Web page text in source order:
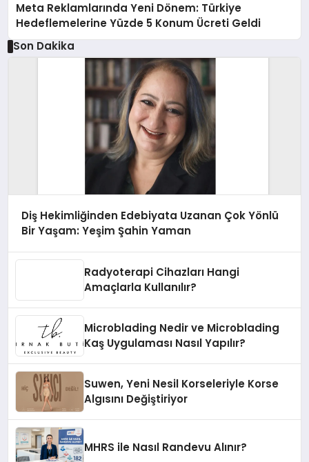
Meta Reklamlarında Yeni Dönem: Türkiye
Hedeflemelerine Yüzde 5 Konum Ücreti Geldi
Son Dakika
Diş Hekimliğinden Edebiyata Uzanan Çok Yönlü
Bir Yaşam: Yeşim Şahin Yaman
Radyoterapi Cihazları Hangi
Amaçlarla Kullanılır?
Microblading Nedir ve Microblading
Kaş Uygulaması Nasıl Yapılır?
Suwen, Yeni Nesil Korseleriyle Korse
Algısını Değiştiriyor
MHRS ile Nasıl Randevu Alınır?